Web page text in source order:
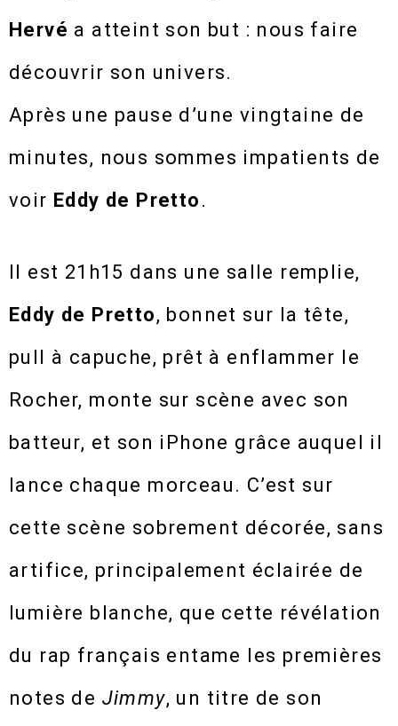
Hervé a atteint son but : nous faire
découvrir son univers.
Après une pause d’une vingtaine de
minutes, nous sommes impatients de
voir Eddy de Pretto .
Il est 21h15 dans une salle remplie,
Eddy de Pretto, bonnet sur la tête,
pull à capuche, prêt à enflammer le
Rocher, monte sur scène avec son
batteur, et son iPhone grâce auquel il
lance chaque morceau. C’est sur
cette scène sobrement décorée, sans
artifice, principalement éclairée de
lumière blanche, que cette révélation
du rap français entame les premières
notes de Jimmy, un titre de son